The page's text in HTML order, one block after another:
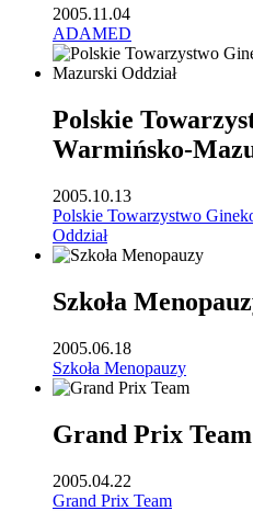
2005.11.04
ADAMED
Polskie
Warmińsko-
2005.10.13
Polskie Towarzystwo
Oddział
Szkoła
2005.06.18
Szkoła Menopauzy
Grand Prix Team
2005.04.22
Grand Prix Team